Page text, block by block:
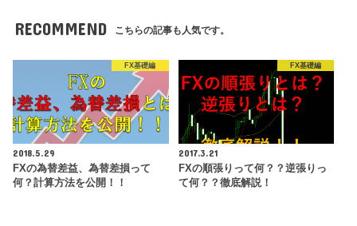
RECOMMEND こちらの記事も人気です。
FX基礎編
2018.5.29
FXの為替差益、為替差損って
何？計算方法を公開！！
FX基礎編
2017.3.21
FXの順張りって何？？逆張りっ
て何？？徹底解説！